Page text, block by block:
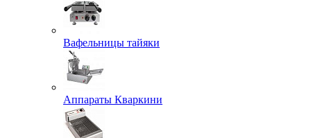
Вафельницы тайяки
Аппараты Кваркини